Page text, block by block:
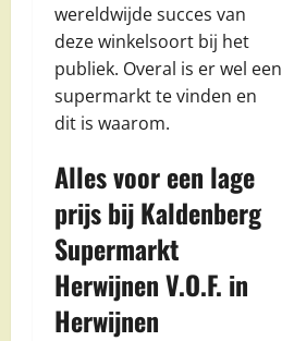
wereldwijde succes van
deze winkelsoort bij het
publiek. Overal is er wel een
supermarkt te vinden en
dit is waarom.
Alles voor een lage
prijs bij Kaldenberg
Supermarkt
Herwijnen V.O.F. in
Herwijnen